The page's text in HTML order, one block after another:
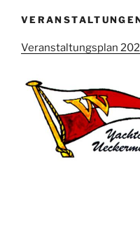
Veranstaltungsplan